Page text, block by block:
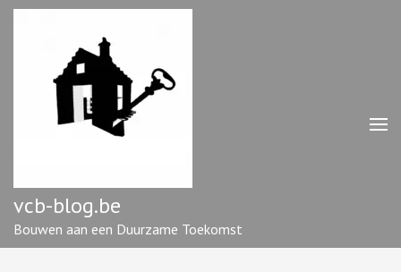
Ga
vcb-blog.be
Bouwen aan een Duurzame Toekomst